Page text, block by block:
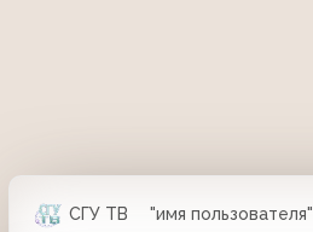
СГУ ТВ "имя пользователя"